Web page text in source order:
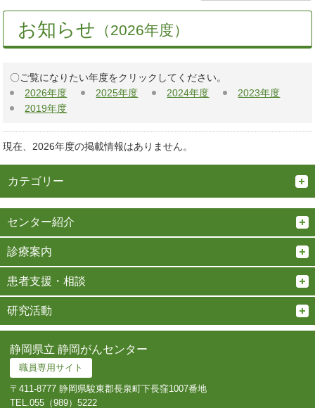
お知らせ （2026年度）
〇ご覧になりたい年度をクリックしてください。
2026年度
2025年度 2024年度
2023年度
2019年度
現在、2026年度の掲載情報はありません。
カテゴリー
センター紹介
診療案内
患者支援・相談
研究活動
静岡県立 静岡がんセンター
職員専用サイト
〒411-8777 静岡県駿東郡長泉町下長窪1007番地
TEL.055（989）5222